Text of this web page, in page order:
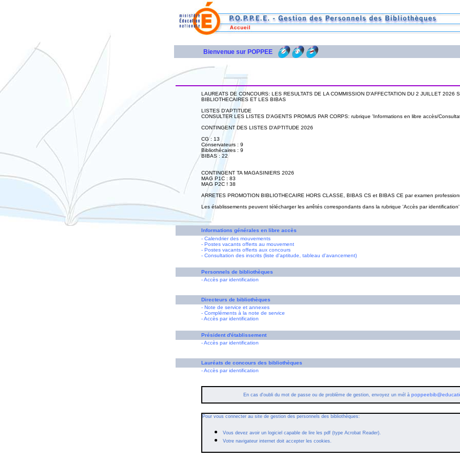
Bienvenue sur POPPEE
LAUREATS DE CONCOURS: LES RESULTATS DE LA COMMISSION D'AFFECTATION DU 2 JUILLET 2026
BIBLIOTHECAIRES ET LES BIBAS
LISTES D'APTITUDE
CONSULTER LES LISTES D'AGENTS PROMUS PAR CORPS: rubrique 'Informations en libre accès/
CONTINGENT DES LISTES D'APTITUDE 2026
CG : 13
Conservateurs : 9
Bibliothécaires : 9
BIBAS : 22
CONTINGENT TA MAGASINIERS 2026
MAG P1C : 83
MAG P2C ! 38
ARRETES PROMOTION BIBLIOTHECAIRE HORS CLASSE, BIBAS CS et BIBAS CE par examen
Les établissements peuvent télécharger les arrêtés correspondants dans la rubrique 'Accès par
Informations générales en libre accès
- Calendrier des mouvements
- Postes vacants offerts au mouvement
- Postes vacants offerts aux concours
- Consultation des inscrits (liste d'aptitude, tableau d'avancement)
Personnels de bibliothèques
- Accès par identification
Directeurs de bibliothèques
- Note de service et annexes
- Compléments à la note de service
- Accès par identification
Président d'établissement
- Accès par identification
Lauréats de concours des bibliothèques
- Accès par identification
En cas d'oubli du mot de passe ou de problème de gestion, envoyez un mél à
Pour vous connecter au site de gestion des personnels des bibliothèques:
Vous devez avoir un logiciel capable de lire les pdf (type Acrobat Reader).
Votre navigateur internet doit accepter les cookies.